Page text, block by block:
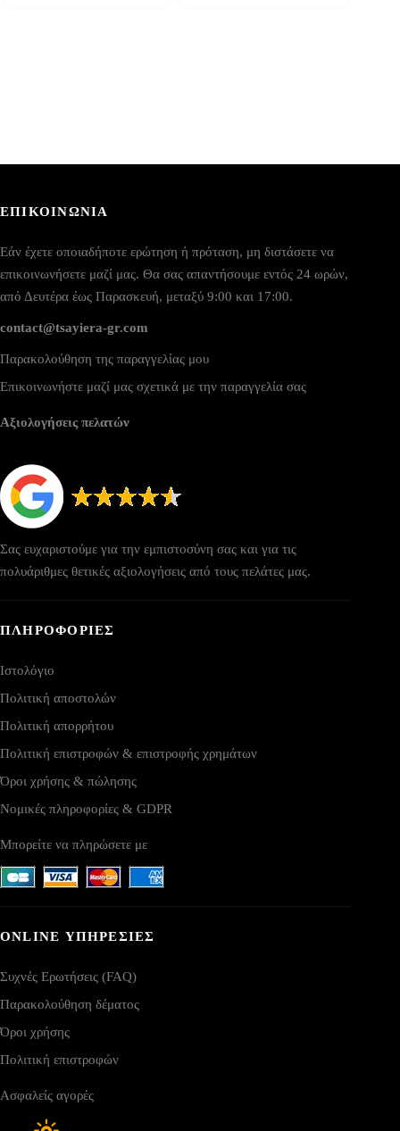
ΕΠΙΚΟΙΝΩΝΙΑ
Εάν έχετε οποιαδήποτε ερώτηση ή πρόταση, μη διστάσετε να
επικοινωνήσετε μαζί μας. Θα σας απαντήσουμε εντός 24 ωρών,
από Δευτέρα έως Παρασκευή, μεταξύ 9:00 και 17:00.
contact@tsayiera-gr.com
Παρακολούθηση της παραγγελίας μου
Επικοινωνήστε μαζί μας σχετικά με την παραγγελία σας
Αξιολογήσεις πελατών
Σας ευχαριστούμε για την εμπιστοσύνη σας και για τις
πολυάριθμες θετικές αξιολογήσεις από τους πελάτες μας.
ΠΛΗΡΟΦΟΡΙΕΣ
Ιστολόγιο
Πολιτική αποστολών
Πολιτική απορρήτου
Πολιτική επιστροφών & επιστροφής χρημάτων
Όροι χρήσης & πώλησης
Νομικές πληροφορίες & GDPR
Μπορείτε να πληρώσετε με
ONLINE ΥΠΗΡΕΣΙΕΣ
Συχνές Ερωτήσεις (FAQ)
Παρακολούθηση δέματος
Όροι χρήσης
Πολιτική επιστροφών
Ασφαλείς αγορές